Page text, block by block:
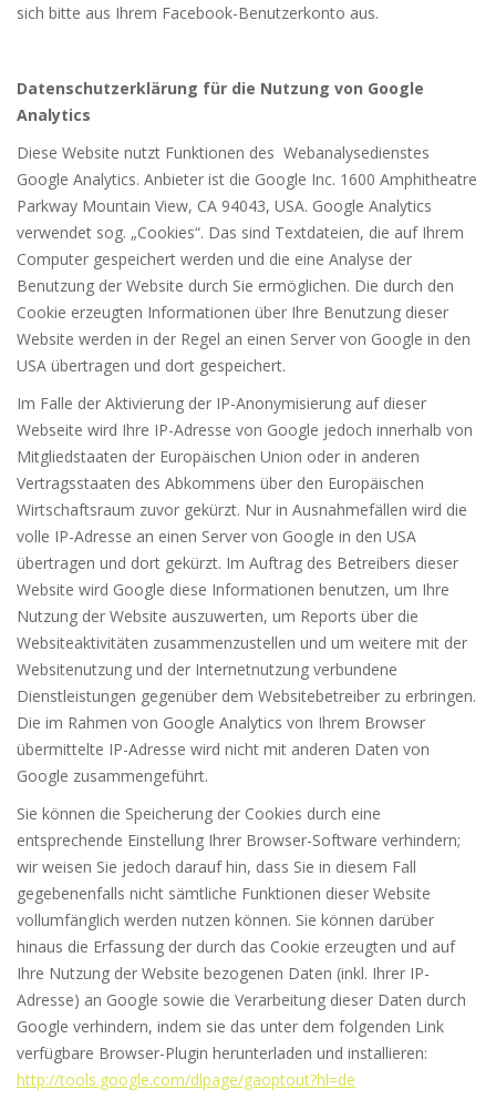
sich bitte aus Ihrem Facebook-Benutzerkonto aus.
Datenschutzerklärung für die Nutzung von Google
Analytics
Diese Website nutzt Funktionen des Webanalysedienstes
Google Analytics. Anbieter ist die Google Inc. 1600 Amphitheatre
Parkway Mountain View, CA 94043, USA. Google Analytics
verwendet sog. „Cookies“. Das sind Textdateien, die auf Ihrem
Computer gespeichert werden und die eine Analyse der
Benutzung der Website durch Sie ermöglichen. Die durch den
Cookie erzeugten Informationen über Ihre Benutzung dieser
Website werden in der Regel an einen Server von Google in den
USA übertragen und dort gespeichert.
Im Falle der Aktivierung der IP-Anonymisierung auf dieser
Webseite wird Ihre IP-Adresse von Google jedoch innerhalb von
Mitgliedstaaten der Europäischen Union oder in anderen
Vertragsstaaten des Abkommens über den Europäischen
Wirtschaftsraum zuvor gekürzt. Nur in Ausnahmefällen wird die
volle IP-Adresse an einen Server von Google in den USA
übertragen und dort gekürzt. Im Auftrag des Betreibers dieser
Website wird Google diese Informationen benutzen, um Ihre
Nutzung der Website auszuwerten, um Reports über die
Websiteaktivitäten zusammenzustellen und um weitere mit der
Websitenutzung und der Internetnutzung verbundene
Dienstleistungen gegenüber dem Websitebetreiber zu erbringen.
Die im Rahmen von Google Analytics von Ihrem Browser
übermittelte IP-Adresse wird nicht mit anderen Daten von
Google zusammengeführt.
Sie können die Speicherung der Cookies durch eine
entsprechende Einstellung Ihrer Browser-Software verhindern;
wir weisen Sie jedoch darauf hin, dass Sie in diesem Fall
gegebenenfalls nicht sämtliche Funktionen dieser Website
vollumfänglich werden nutzen können. Sie können darüber
hinaus die Erfassung der durch das Cookie erzeugten und auf
Ihre Nutzung der Website bezogenen Daten (inkl. Ihrer IP-
Adresse) an Google sowie die Verarbeitung dieser Daten durch
Google verhindern, indem sie das unter dem folgenden Link
verfügbare Browser-Plugin herunterladen und installieren:
http://tools.google.com/dlpage/gaoptout?hl=de